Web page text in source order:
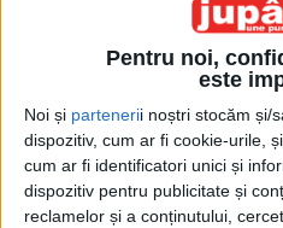
Pentru noi,
este
Noi și partenerii noștri stocăm și/
dispozitiv, cum ar fi cookie-urile,
cum ar fi identificatori unici și
dispozitiv pentru publicitate și
reclamelor și a conținutului,
Etichetă: